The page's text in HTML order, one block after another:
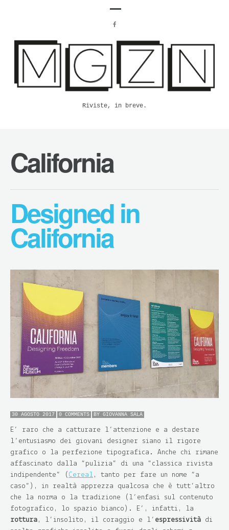
Riviste, in breve.
California
Designed in
California
30 AGOSTO 2017 0 COMMENTS BY GIOVANNA SALA
E’ raro che a catturare l’attenzione e a destare
l’entusiasmo dei giovani designer siano il rigore
grafico o la perfezione tipografica. Anche chi rimane
affascinato dalla “pulizia” di una “classica rivista
indipendente” ( Cereal , tanto per fare un nome “a
caso”), in realtà apprezza qualcosa che è tutt’altro
che la norma o la tradizione (l’enfasi sul contenuto
fotografico, lo spazio bianco). E’, infatti, la
rottura , l’insolito, il coraggio e l’ espressività di